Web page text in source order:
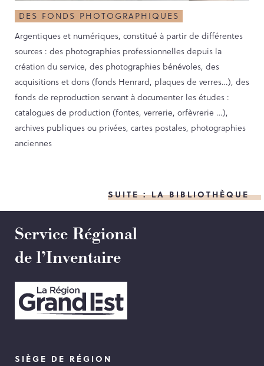
DES FONDS PHOTOGRAPHIQUES
Argentiques et numériques, constitué à partir de différentes
sources : des photographies professionnelles depuis la
création du service, des photographies bénévoles, des
acquisitions et dons (fonds Henrard, plaques de verres…), des
fonds de reproduction servant à documenter les études :
catalogues de production (fontes, verrerie, orfèvrerie …),
archives publiques ou privées, cartes postales, photographies
anciennes
SUITE : LA BIBLIOTHÈQUE
Service Régional
de l’Inventaire
SIÈGE DE RÉGION